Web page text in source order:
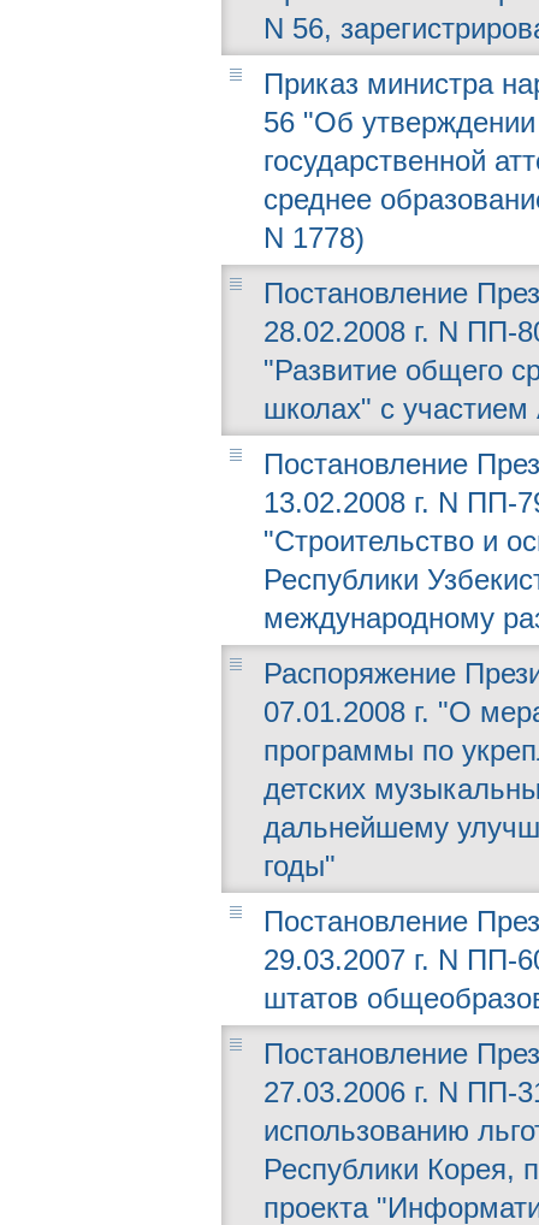
N 56,
Приказ министра
56 "Об
государственной
среднее
N 1778)
Постановление
28.02.2008 г. N ПП-
"Развитие общего
школах" с участием
Постановление
13.02.2008 г. N ПП-
"Строительство и
Республики
международному
Распоряжение
07.01.2008 г. "О
программы по
детских
дальнейшему
годы"
Постановление
29.03.2007 г. N ПП-
штатов
Постановление
27.03.2006 г. N ПП-
использованию
Республики Корея,
проекта